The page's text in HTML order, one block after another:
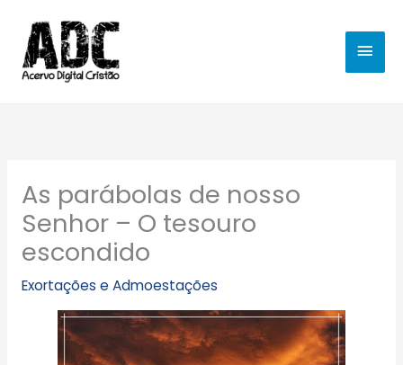
para
conteúdo
As parábolas de nosso
Senhor – O tesouro
escondido
Exortações e Admoestações